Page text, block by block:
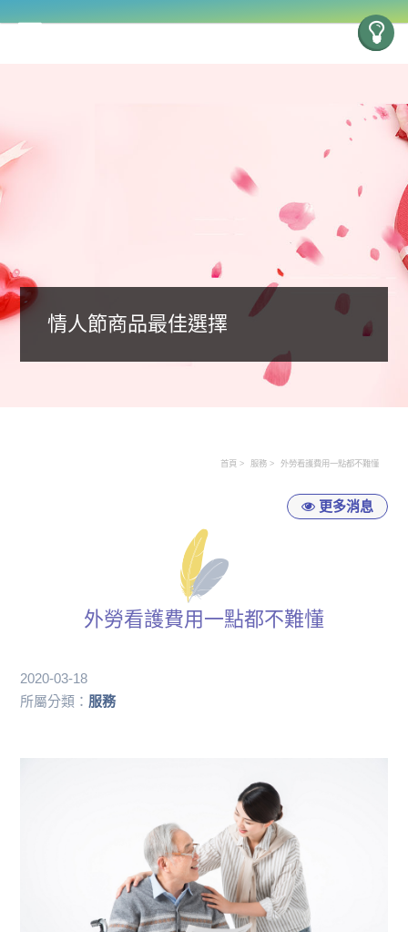
情人節商品最佳選擇
首頁 服務 外勞看護費用一點都不難懂
更多消息
外勞看護費用一點都不難懂
2020-03-18
所屬分類： 服務